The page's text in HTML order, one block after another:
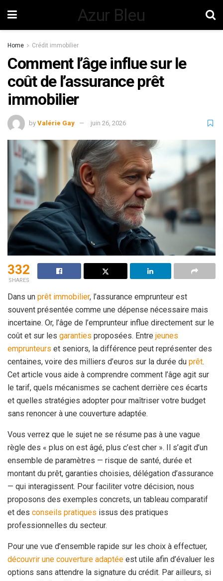
Azur Bleu
Home Crédit immobilier
Comment l’âge influe sur le
coût de l’assurance prêt
immobilier
by Valérie Gay juin 26, 2026
332
SHARES
Dans un prêt immobilier, l’assurance emprunteur est
souvent présentée comme une dépense nécessaire mais
incertaine. Or, l’âge de l’emprunteur influe directement sur le
coût et sur les garanties proposées. Entre jeunes
emprunteurs et seniors, la différence peut représenter des
centaines, voire des milliers d’euros sur la durée du prêt.
Cet article vous aide à comprendre comment l’âge agit sur
le tarif, quels mécanismes se cachent derrière ces écarts
et quelles stratégies adopter pour maîtriser votre budget
sans renoncer à une couverture adaptée.
Vous verrez que le sujet ne se résume pas à une vague
règle des « plus on est âgé, plus c’est cher ». Il s’agit d’un
ensemble de paramètres — risque de santé, durée et
montant du prêt, garanties choisies, délégation d’assurance
— qui interagissent. Pour faciliter votre décision, nous
proposons des exemples concrets, un tableau comparatif
et des conseils pratiques issus des pratiques
professionnelles du secteur.
Pour une vue d’ensemble rapide sur les choix à effectuer,
découvrir une couverture adaptée est utile afin d’évaluer les
options sans attendre la signature du crédit. Par ailleurs, si